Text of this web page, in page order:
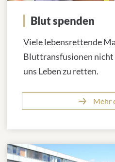
Blut spenden
Viele lebensrettende
Bluttransfusionen nicht
uns Leben zu retten.
Mehr